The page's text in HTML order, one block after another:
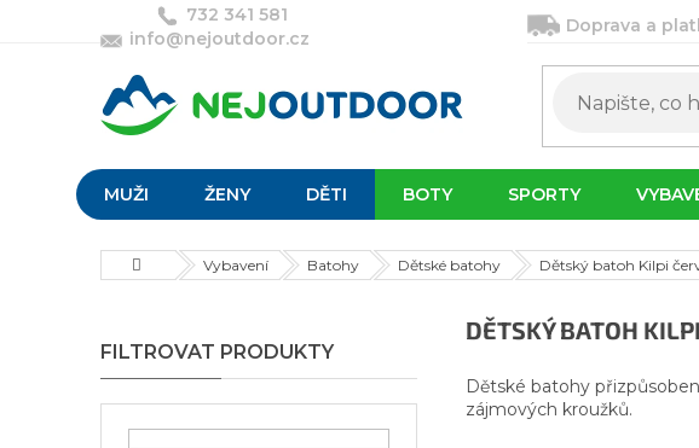
732 341 581
info@nejoutdoor.cz
Doprava a
MUŽI ŽENY DĚTI BOTY SPORTY
DomůVybavení Batohy Dětské batohy Dětský batoh Kilpi
o
s
t
DĚTSKÝ BATOH
Dětské batohy
zájmových kroužků.